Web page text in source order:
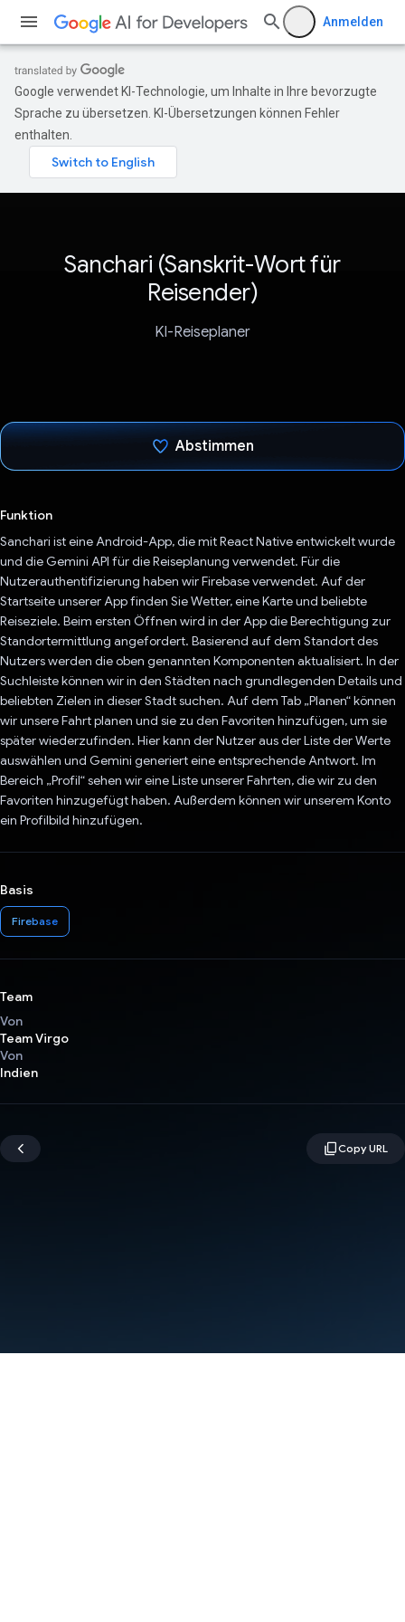
Anmelden
Google verwendet KI-Technologie, um Inhalte in Ihre bevorzugte
Sprache zu übersetzen. KI-Übersetzungen können Fehler
enthalten.
Sanchari (Sanskrit-Wort für
Reisender)
KI-Reiseplaner
Abstimmen
Funktion
Sanchari ist eine Android-App, die mit React Native entwickelt wurde
und die Gemini API für die Reiseplanung verwendet. Für die
Nutzerauthentifizierung haben wir Firebase verwendet. Auf der
Startseite unserer App finden Sie Wetter, eine Karte und beliebte
Reiseziele. Beim ersten Öffnen wird in der App die Berechtigung zur
Standortermittlung angefordert. Basierend auf dem Standort des
Nutzers werden die oben genannten Komponenten aktualisiert. In der
Suchleiste können wir in den Städten nach grundlegenden Details und
beliebten Zielen in dieser Stadt suchen. Auf dem Tab „Planen“ können
wir unsere Fahrt planen und sie zu den Favoriten hinzufügen, um sie
später wiederzufinden. Hier kann der Nutzer aus der Liste der Werte
auswählen und Gemini generiert eine entsprechende Antwort. Im
Bereich „Profil“ sehen wir eine Liste unserer Fahrten, die wir zu den
Favoriten hinzugefügt haben. Außerdem können wir unserem Konto
ein Profilbild hinzufügen.
Basis
Firebase
Team
Von
Team Virgo
Von
Indien